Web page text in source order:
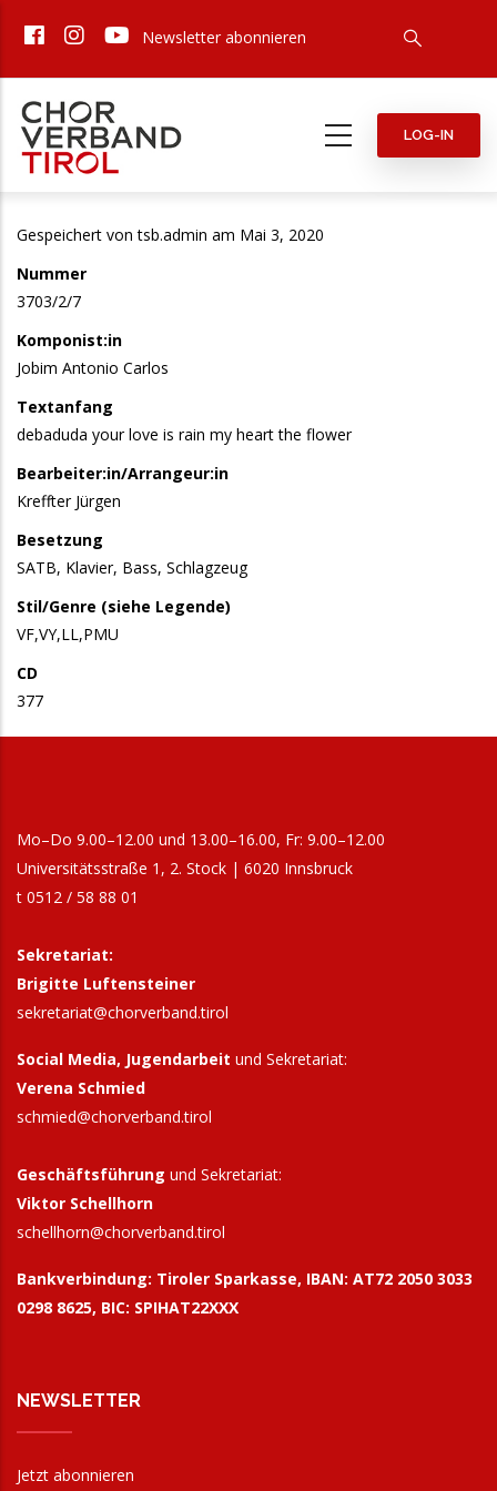
zum
Newsletter abonnieren
LOG-IN
Gespeichert vontsb.admin am Mai 3, 2020
Nummer
3703/2/7
Komponist:in
Jobim Antonio Carlos
Textanfang
debaduda your love is rain my heart the flower
Bearbeiter:in/Arrangeur:in
Kreffter Jürgen
Besetzung
SATB, Klavier, Bass, Schlagzeug
Stil/Genre (siehe Legende)
VF,VY,LL,PMU
CD
377
Mo–Do 9.00–12.00 und 13.00–16.00, Fr: 9.00–12.00
Universitätsstraße 1, 2. Stock | 6020 Innsbruck
t 0512 / 58 88 01
Sekretariat:
Brigitte Luftensteiner
sekretariat@chorverband.tirol
Social Media, Jugendarbeit und Sekretariat:
Verena Schmied
schmied@chorverband.tirol
Geschäftsführung und Sekretariat:
Viktor Schellhorn
schellhorn@chorverband.tirol
Bankverbindung: Tiroler Sparkasse, IBAN: AT72 2050 3033
0298 8625, BIC: SPIHAT22XXX
NEWSLETTER
Jetzt abonnieren